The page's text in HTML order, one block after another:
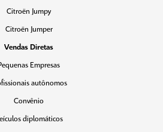
Citroën Jumpy
Citroën Jumper
Vendas Diretas
Empresas
autônomos
Convênio
diplomáticos